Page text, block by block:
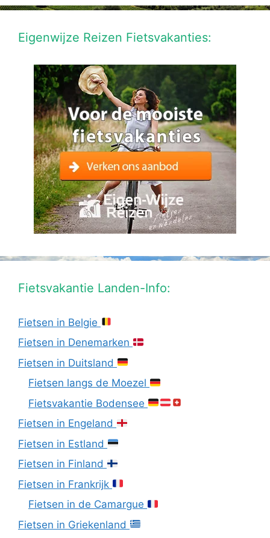
Eigenwijze Reizen Fietsvakanties:
Fietsvakantie Landen-Info:
Fietsen in Belgie
Fietsen in Denemarken
Fietsen in Duitsland
Fietsen langs de Moezel
Fietsvakantie Bodensee
Fietsen in Engeland
Fietsen in Estland
Fietsen in Finland
Fietsen in Frankrijk
Fietsen in de Camargue
Fietsen in Griekenland